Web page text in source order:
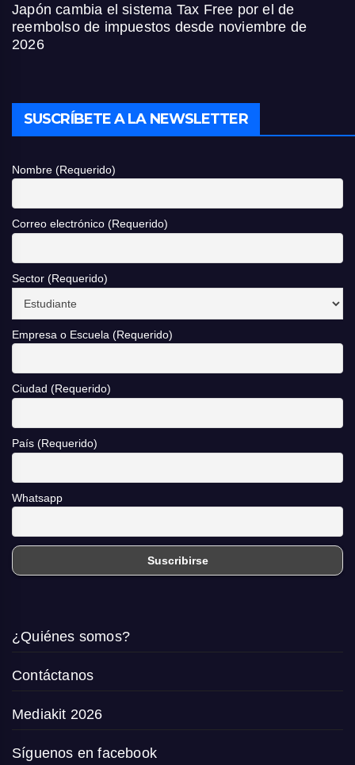
Japón cambia el sistema Tax Free por el de
reembolso de impuestos desde noviembre de
2026
SUSCRÍBETE A LA NEWSLETTER
Nombre (Requerido)
Correo electrónico (Requerido)
Sector (Requerido)
Empresa o Escuela (Requerido)
Ciudad (Requerido)
País (Requerido)
Whatsapp
¿Quiénes somos?
Contáctanos
Mediakit 2026
Síguenos en facebook